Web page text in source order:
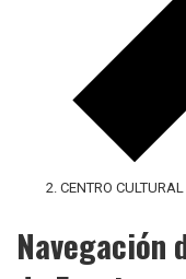
CENTRO
Navegación